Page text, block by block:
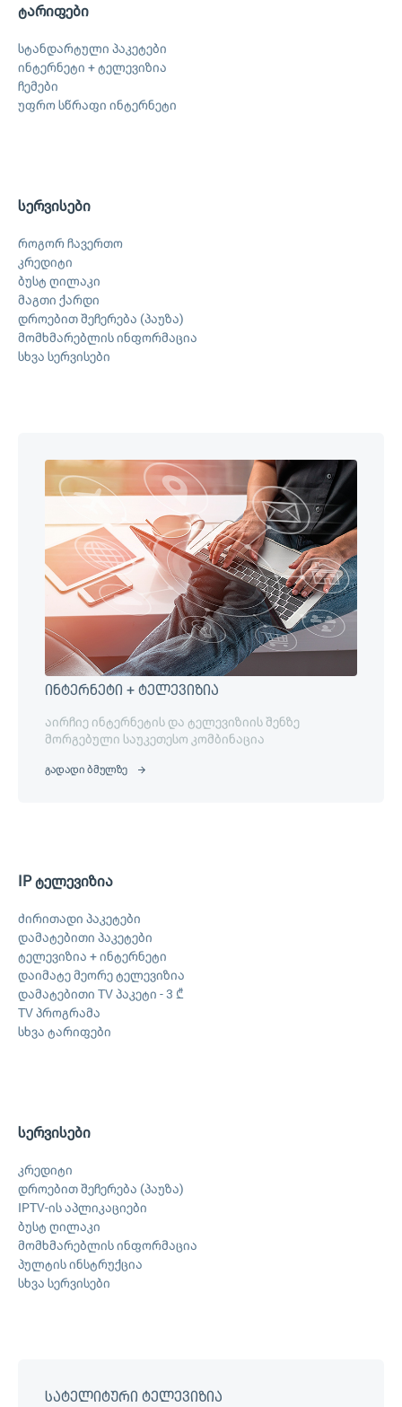
ტარიფები
სტანდარტული პაკეტები
ინტერნეტი + ტელევიზია
ჩემები
უფრო სწრაფი ინტერნეტი
სერვისები
როგორ ჩავერთო
კრედიტი
ბუსტ ღილაკი
მაგთი ქარდი
დროებით შეჩერება (პაუზა)
მომხმარებლის ინფორმაცია
სხვა სერვისები
ინტერნეტი + ტელევიზია
აირჩიე ინტერნეტის და ტელევიზიის შენზე
მორგებული საუკეთესო კომბინაცია
გადადი ბმულზე
IP ტელევიზია
ძირითადი პაკეტები
დამატებითი პაკეტები
ტელევიზია + ინტერნეტი
დაიმატე მეორე ტელევიზია
დამატებითი TV პაკეტი - 3 ₾
TV პროგრამა
სხვა ტარიფები
სერვისები
კრედიტი
დროებით შეჩერება (პაუზა)
IPTV-ის აპლიკაციები
ბუსტ ღილაკი
მომხმარებლის ინფორმაცია
პულტის ინსტრუქცია
სხვა სერვისები
სატელიტური ტელევიზია